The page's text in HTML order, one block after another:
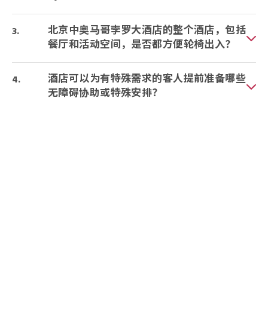
北京中奥马哥孛罗大酒店的整个酒店，包括
餐厅和活动空间，是否都方便轮椅出入？
酒店可以为有特殊需求的客人提前准备哪些
无障碍协助或特殊安排？